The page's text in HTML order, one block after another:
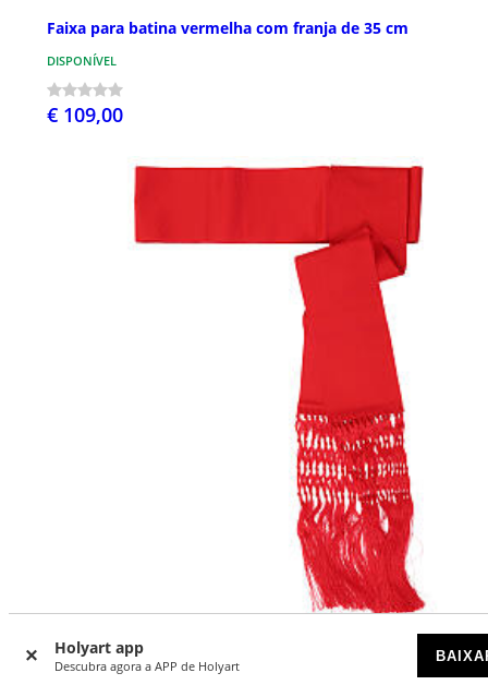
Holyart app
Descubra agora a APP de Holyart
Faixa para batina vermelha com franja de 35 cm
DISPONÍVEL
€ 109,00
Faixa para batina com franja vermelha 35 cm